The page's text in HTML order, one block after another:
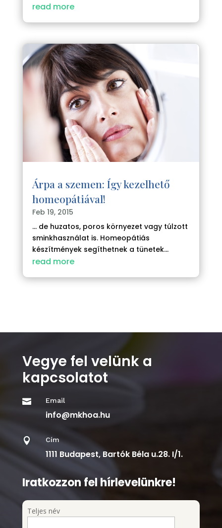
read more
Árpa a szemen: Így kezelhető
homeopátiával!
Feb 19, 2015
... de huzatos, poros környezet vagy túlzott
sminkhasználat is. Homeopátiás
készítmények segíthetnek a tünetek...
read more
Vegye fel velünk a
kapcsolatot
 Email
info@mkhoa.hu
 Cím
1111 Budapest, Bartók Béla u.28. I/1.
Iratkozzon fel hírlevelünkre!
Teljes név